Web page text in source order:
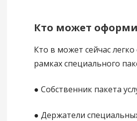
Кто может
Кто в может сейчас
рамках специального
● Собственник пакета
● Держатели